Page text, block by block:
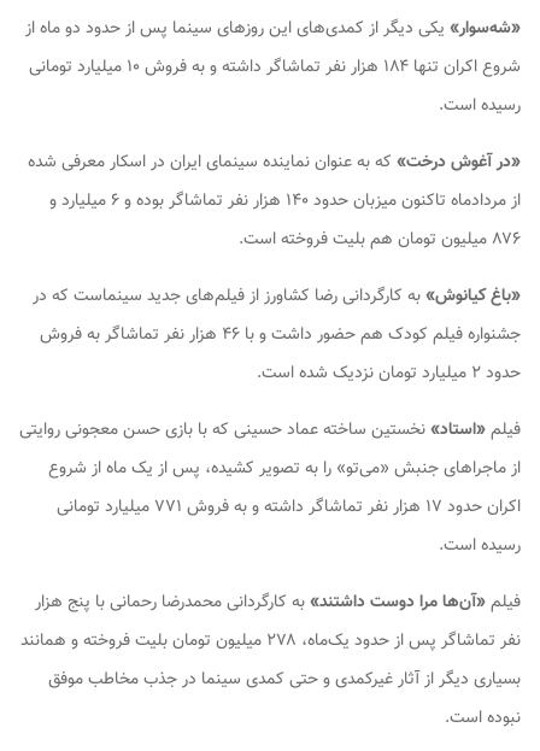
«شه‌سوار» یکی دیگر از کمدی‌های این روزهای سینما پس از حدود دو ماه از
شروع اکران تنها ۱۸۴ هزار نفر تماشاگر داشته و به فروش ۱۰ میلیارد تومانی
رسیده است.
«در آغوش درخت» که به عنوان نماینده سینمای ایران در اسکار معرفی شده
از مردادماه تاکنون میزبان حدود ۱۴۰ هزار نفر تماشاگر بوده و ۶ میلیارد و
۸۷۶ میلیون تومان هم بلیت فروخته است.
«باغ کیانوش»به کارگردانی رضا کشاورز از فیلم‌های جدید سینماست که در
جشنواره فیلم کودک هم حضور داشت و با ۴۶ هزار نفر تماشاگر به فروش
حدود ۲ میلیارد تومان نزدیک شده است.
فیلم«استاد»نخستین ساخته عماد حسینی که با بازی حسن معجونی روایتی
از ماجراهای جنبش «می‌تو» را به تصویر کشیده، پس از یک ماه از شروع
اکران حدود ۱۷ هزار نفر تماشاگر داشته و به فروش ۷۷۱ میلیارد تومانی
رسیده است.
فیلم«آن‌ها مرا دوست داشتند»به کارگردانی محمدرضا رحمانی با پنج هزار
نفر تماشاگر پس از حدود یک‌ماه، ۲۷۸ میلیون تومان بلیت فروخته و همانند
بسیاری دیگر از آثار غیرکمدی و حتی کمدی سینما در جذب مخاطب موفق
نبوده است.